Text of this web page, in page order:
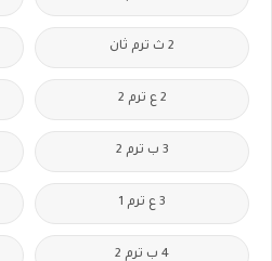
2 ث ترم ثان
2 ع ترم 2
3 ب ترم 2
3 ع ترم 1
4 ب ترم 2